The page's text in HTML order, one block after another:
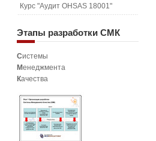
Курс "Аудит OHSAS 18001"
Этапы разработки СМК
Системы
Менеджмента
Качества